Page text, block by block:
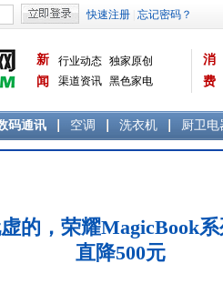
新
闻
行业动态 独家原创
渠道资讯 黑色家电
消
费
码通讯 空调 洗衣机 厨卫电
的，荣耀MagicBook
直降500元